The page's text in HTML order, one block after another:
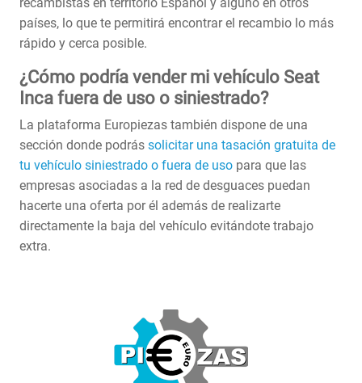
países, lo que te permitirá encontrar el recambio lo más
rápido y cerca posible.
¿Cómo podría vender mi vehículo Seat
Inca fuera de uso o siniestrado?
La plataforma Europiezas también dispone de una
sección donde podrás solicitar una tasación gratuita de
tu vehículo siniestrado o fuera de uso para que las
empresas asociadas a la red de desguaces puedan
hacerte una oferta por él además de realizarte
directamente la baja del vehículo evitándote trabajo
extra.